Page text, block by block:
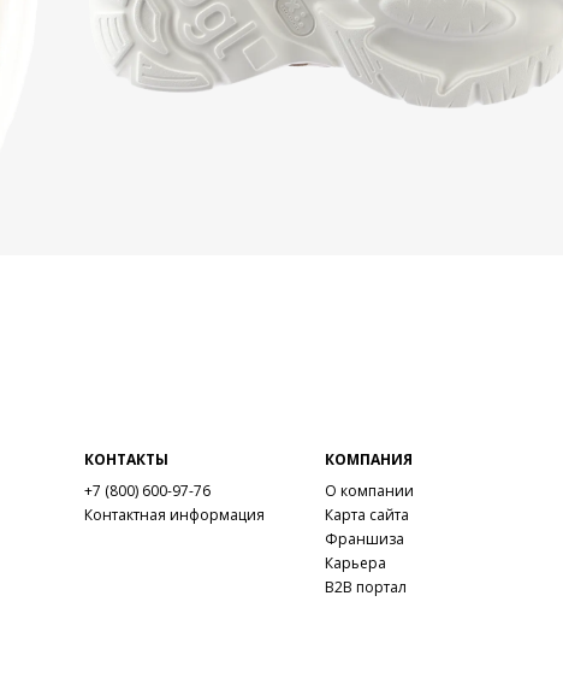
КОНТАКТЫ
+7 (800) 600-97-76
Контактная информация
КОМПАНИЯ
О компании
Карта сайта
Франшиза
Карьера
B2B портал